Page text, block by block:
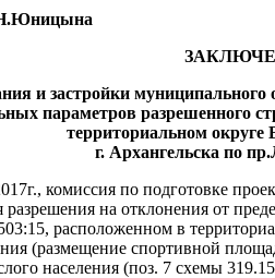
и застройки
параметров разрешенного
территориальном
г. Архангельска по
комиссия по подготовке
на отклонения от
расположенном в
(размещение спортивной
населения (поз. 7 схемы